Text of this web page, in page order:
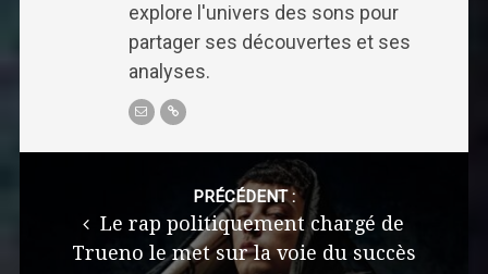
explore l'univers des sons pour
partager ses découvertes et ses
analyses.
PRÉCÉDENT :
Le rap politiquement chargé de
Trueno le met sur la voie du succès